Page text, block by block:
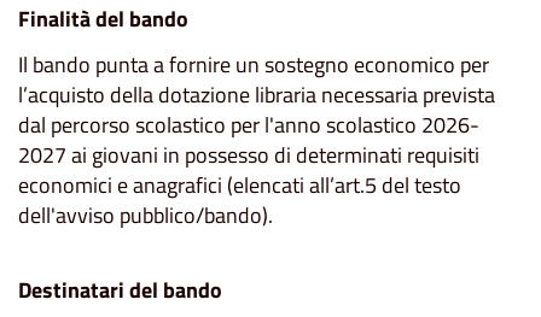
Finalità del bando
Il bando punta a fornire un sostegno economico per
l’acquisto della dotazione libraria necessaria prevista
dal percorso scolastico per l'anno scolastico 2026-
2027 ai giovani in possesso di determinati requisiti
economici e anagrafici (elencati all’art.5 del testo
dell'avviso pubblico/bando).
Destinatari del bando